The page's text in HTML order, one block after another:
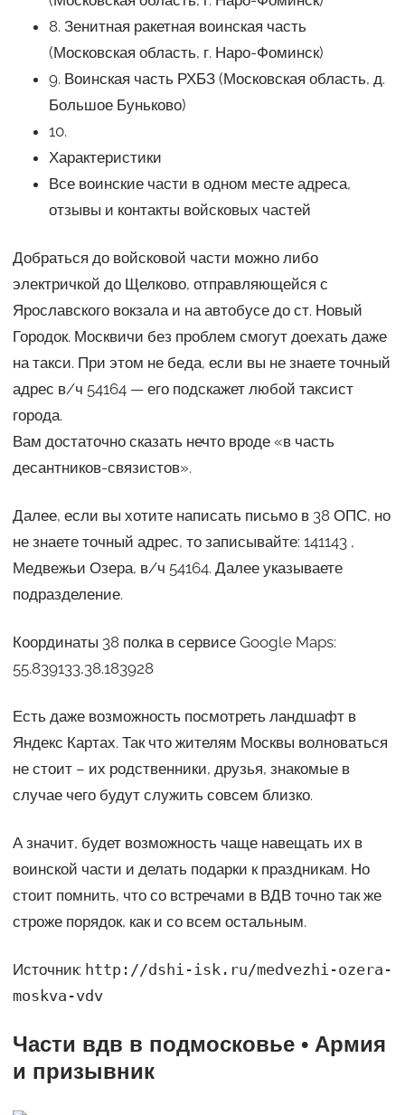
8. Зенитная ракетная воинская часть
(Московская область, г. Наро-Фоминск)
9. Воинская часть РХБЗ (Московская область, д.
Большое Буньково)
10.
Характеристики
Все воинские части в одном месте адреса,
отзывы и контакты войсковых частей
Добраться до войсковой части можно либо
электричкой до Щелково, отправляющейся с
Ярославского вокзала и на автобусе до ст. Новый
Городок. Москвичи без проблем смогут доехать даже
на такси. При этом не беда, если вы не знаете точный
адрес в/ч 54164 — его подскажет любой таксист
города.
Вам достаточно сказать нечто вроде «в часть
десантников-связистов».
Далее, если вы хотите написать письмо в 38 ОПС, но
не знаете точный адрес, то записывайте: 141143 ,
Медвежьи Озера, в/ч 54164. Далее указываете
подразделение.
Координаты 38 полка в сервисе Google Maps:
55.839133,38.183928
Есть даже возможность посмотреть ландшафт в
Яндекс Картах. Так что жителям Москвы волноваться
не стоит – их родственники, друзья, знакомые в
случае чего будут служить совсем близко.
А значит, будет возможность чаще навещать их в
воинской части и делать подарки к праздникам. Но
стоит помнить, что со встречами в ВДВ точно так же
строже порядок, как и со всем остальным.
Источник: http://dshi-isk.ru/medvezhi-ozera-
moskva-vdv
Части вдв в подмосковье • Армия
и призывник